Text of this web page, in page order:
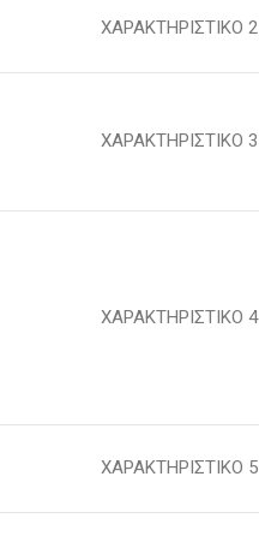
ΧΑΡΑΚΤΗΡΙΣΤΙΚΟ 2
ΧΑΡΑΚΤΗΡΙΣΤΙΚΟ 3
ΧΑΡΑΚΤΗΡΙΣΤΙΚΟ 4
ΧΑΡΑΚΤΗΡΙΣΤΙΚΟ 5